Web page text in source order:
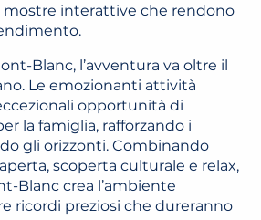
mostre interattive che rendono
Blanc, l’avventura va oltre il
Le emozionanti attività
opportunità di
la famiglia, rafforzando i
gli orizzonti. Combinando
scoperta culturale e relax,
Blanc crea l’ambiente
ricordi preziosi che dureranno